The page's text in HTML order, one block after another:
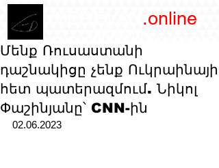
.online
Մենք Ռուսաստանի
դաշնակիցը չենք Ուկրաինայի
հետ պատերազմում. Նիկոլ
Փաշինյանը՝ CNN-ին
02.06.2023